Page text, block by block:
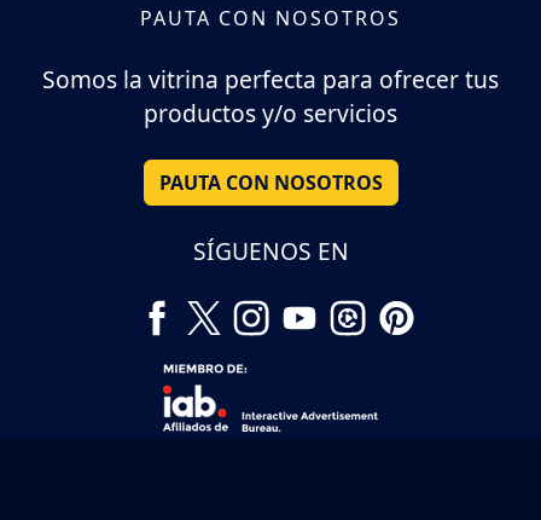
PAUTA CON NOSOTROS
Somos la vitrina perfecta para ofrecer tus
productos y/o servicios
PAUTA CON NOSOTROS
SÍGUENOS EN